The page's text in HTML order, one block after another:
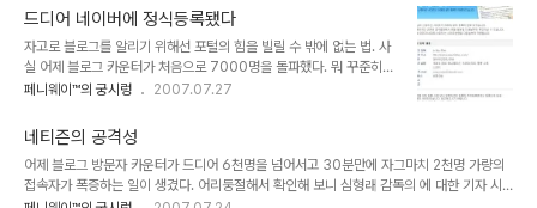
선언했다. 이는 설치형 블로그에 익숙하지 않은 라이트 ..
리 ,이동진 , 김영진 ,곽재식 등의 평론가에 맞춰 성향점수를 분석해 준
다. 엉터리라면 엉터리일수도 있지만 글 자주쓰시는 분들은 재미삼아
해보는 것도 나쁘진 않을듯..^^ 영화평론을 평론하는 기계 바로가기
드디어 네이버에 정식등록됐다
자고로 블로그를 알리기 위해선 포털의 힘을 빌릴 수 밖에 없는 법. 사
실 어제 블로그 카운터가 처음으로 7000명을 돌파했다. 뭐 꾸준히
포스팅만 된다면 곧 일일 10000명도 가능할 것 같다. 실제로 리퍼러
었음을 알 수 있었는데, 오늘 드디어 네이버 측으로 부터 한통의 메일
이 왔다. 그 내용은 다음과 같다. 제출해 놓고도 잊고 있었는데 거의 3
주만에 등록이 완료된 것 같다. 뭐 이미 상당수의 방문자가 네이버 검
색으로 들어오기는 하지만 사이트 등록으로 인해 얼마만큼의 방문자
페니웨이™의 궁시렁 2007.07.27
네티즌의 공격성
어제 블로그 방문자 카운터가 드디어 6천명을 넘어서고 30분만에 자그마치 2천명 가량의
접속자가 폭증하는 일이 생겼다. 어리둥절해서 확인해 보니 심형래 감독의 에 대한 기자 시